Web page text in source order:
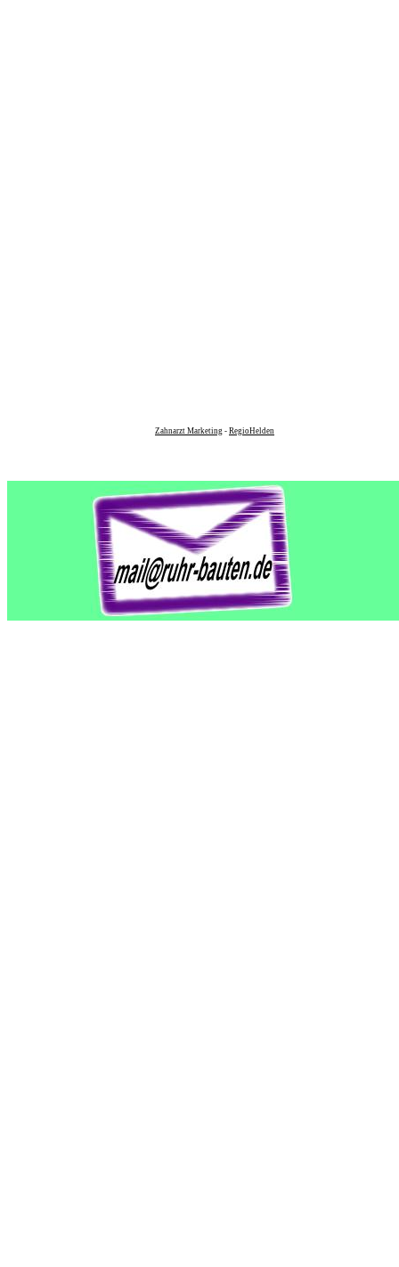
Zahnarzt Marketing - RegioHelden